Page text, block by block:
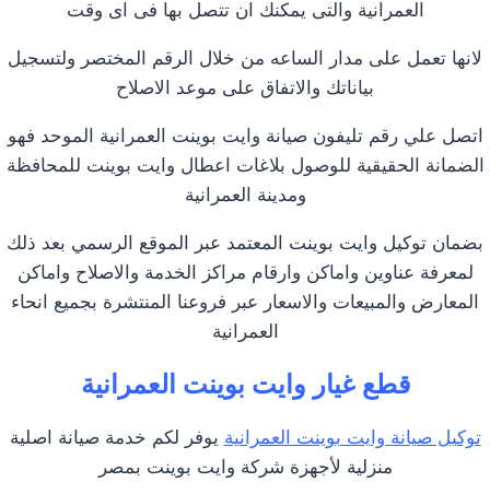
العمرانية والتى يمكنك ان تتصل بها فى اى وقت
لانها تعمل على مدار الساعه من خلال الرقم المختصر ولتسجيل
بياناتك والاتفاق على موعد الاصلاح
اتصل علي رقم تليفون صيانة وايت بوينت العمرانية الموحد فهو
الضمانة الحقيقية للوصول بلاغات اعطال وايت بوينت للمحافظة
ومدينة العمرانية
بضمان توكيل وايت بوينت المعتمد عبر الموقع الرسمي بعد ذلك
لمعرفة عناوين واماكن وارقام مراكز الخدمة والاصلاح واماكن
المعارض والمبيعات والاسعار عبر فروعنا المنتشرة بجميع انحاء
العمرانية
قطع غيار وايت بوينت العمرانية
توكيل صيانة وايت بوينت العمرانية يوفر لكم خدمة صيانة اصلية
منزلية لأجهزة شركة وايت بوينت بمصر